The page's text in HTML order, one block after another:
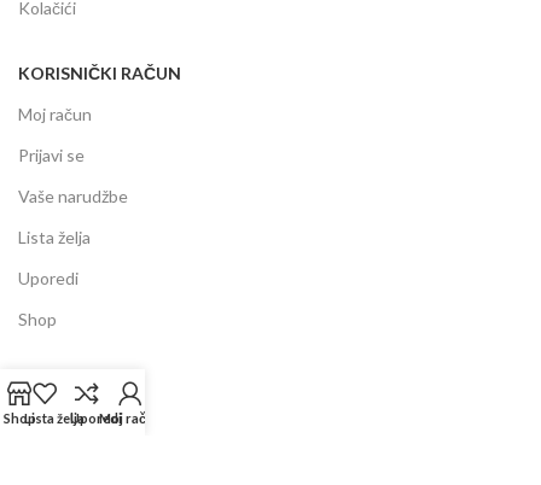
Kolačići
KORISNIČKI RAČUN
Moj račun
Prijavi se
Vaše narudžbe
Lista želja
Uporedi
Shop
INFORMACIJE
Prodajni centar
ShopLista željaUporediMoj račun